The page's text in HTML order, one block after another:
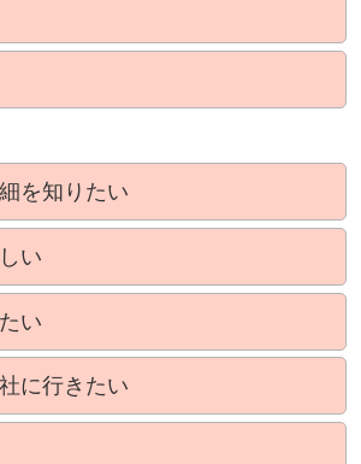
を知りたい
い
い
に行きたい